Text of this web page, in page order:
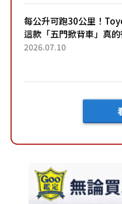
車？...
每公升可跑30公里！
這款「五門掀背車」真
害！ 擁有全長4.3公尺的
2026.07.10